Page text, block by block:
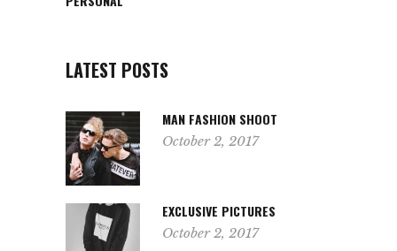
LATEST POSTS
MAN FASHION SHOOT
October 2, 2017
EXCLUSIVE PICTURES
October 2, 2017